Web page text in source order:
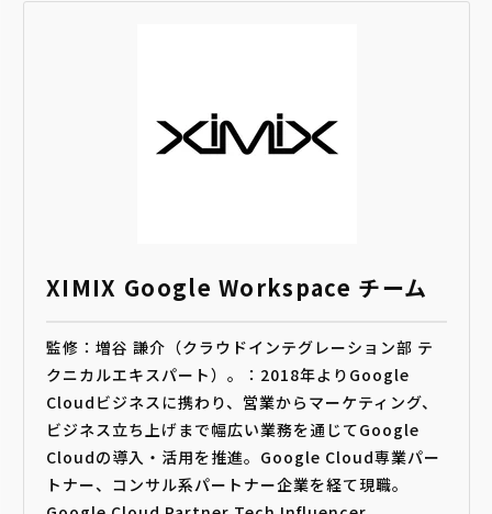
XIMIX Google Workspace チーム
監修：増谷 謙介（クラウドインテグレーション部 テ
クニカルエキスパート）。：2018年よりGoogle
Cloudビジネスに携わり、営業からマーケティング、
ビジネス立ち上げまで幅広い業務を通じてGoogle
Cloudの導入・活用を推進。Google Cloud専業パー
トナー、コンサル系パートナー企業を経て現職。